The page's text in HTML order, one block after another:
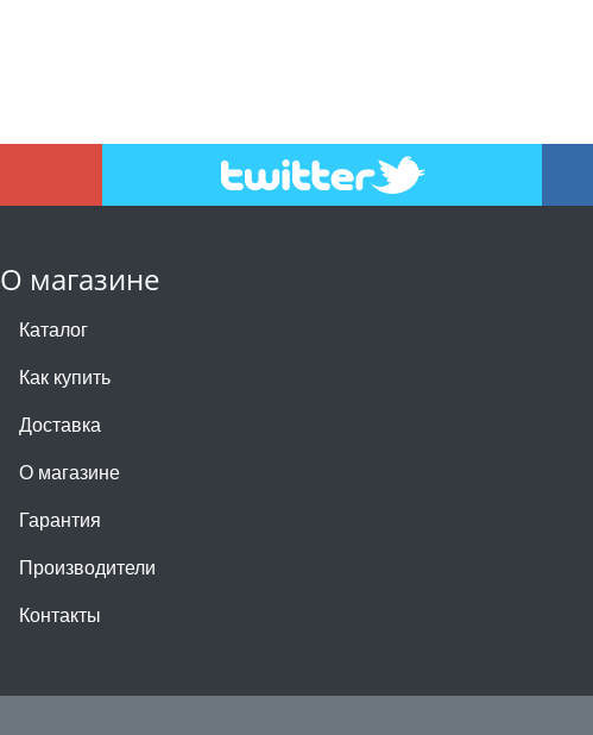
О магазине
Каталог
Как купить
Доставка
О магазине
Гарантия
Производители
Контакты